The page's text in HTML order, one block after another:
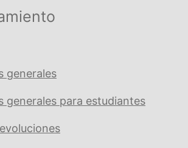
generales
generales para estudiantes